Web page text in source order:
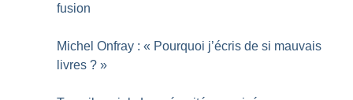
fusion
Michel Onfray : « Pourquoi j’écris de si mauvais
livres ? »